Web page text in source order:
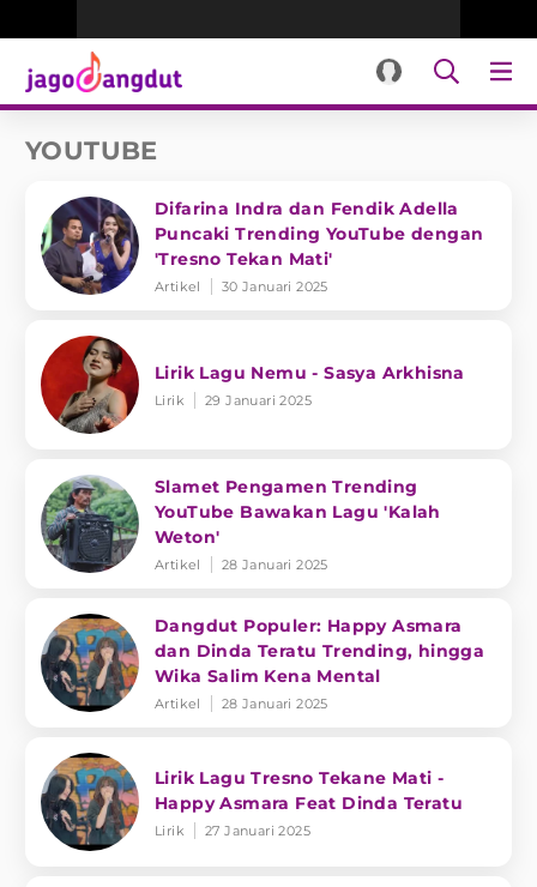
YOUTUBE
Difarina Indra dan Fendik Adella
Puncaki Trending YouTube dengan
'Tresno Tekan Mati'
Artikel 30 Januari 2025
Lirik Lagu Nemu - Sasya Arkhisna
Lirik 29 Januari 2025
Slamet Pengamen Trending
YouTube Bawakan Lagu 'Kalah
Weton'
Artikel 28 Januari 2025
Dangdut Populer: Happy Asmara
dan Dinda Teratu Trending, hingga
Wika Salim Kena Mental
Artikel 28 Januari 2025
Lirik Lagu Tresno Tekane Mati -
Happy Asmara Feat Dinda Teratu
Lirik 27 Januari 2025